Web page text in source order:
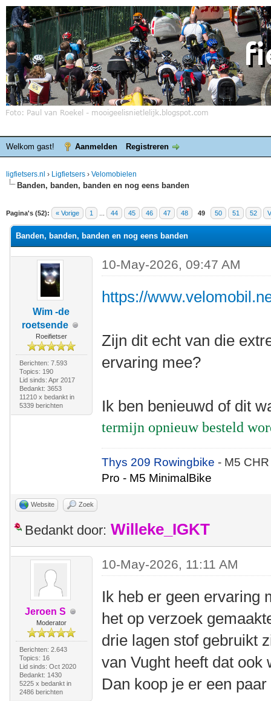
Welkom gast! Aanmelden Registreren
ligfietsers.nl › Ligfietsers › Velomobielen
Banden, banden, banden en nog eens banden
Pagina's (52): « Vorige 1 44 45 46 47 48 49 50 51 52
waardering is 3
Banden, banden, banden en nog eens banden
Wim -de
roetsende
Roeifietser
Berichten: 7.593
Topics: 190
Lid sinds: Apr 2017
Bedankt: 3653
11210 x bedankt in
5339 berichten
10-May-2026, 09:47 AM
https://
Zijn dit echt van die
ervaring mee?
Ik ben benieuwd of dit
termijn opnieuw besteld
Thys 209 Rowingbike- M5
Pro - M5 MinimalBike
Website Zoek
Bedankt door: Willeke_IGKT
Jeroen S
Moderator
Berichten: 2.643
Topics: 16
Lid sinds: Oct 2020
Bedankt: 1430
5225 x bedankt in
2486 berichten
10-May-2026, 11:11 AM
Ik heb er geen ervaring
het op verzoek
drie lagen stof gebruikt
van Vught heeft dat ook
Dan koop je er een